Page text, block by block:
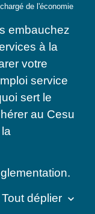
de l'économie
embauchez
à la
votre
service
sert le
au Cesu
Tout déplier keyboard_arrow_down